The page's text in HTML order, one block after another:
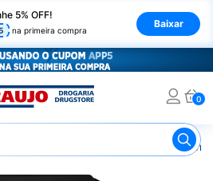
5% OFF!
na primeira compra
Baixar
0
Absorvente